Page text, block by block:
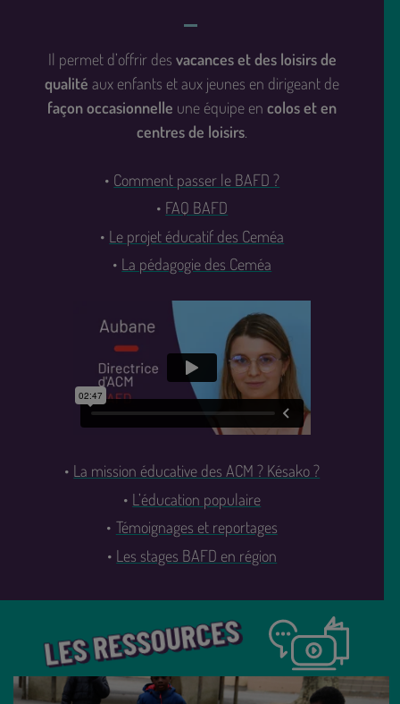
Il permet d’offrir des vacances et des loisirs de
qualité aux enfants et aux jeunes en dirigeant de
façon occasionnelle une équipe en colos et en
centres de loisirs.
Comment passer le BAFD ?
FAQ BAFD
Le projet éducatif des Ceméa
La pédagogie des Ceméa
La mission éducative des ACM ? Késako ?
L’éducation populaire
Témoignages et reportages
Les stages BAFD en région
LES RESSOURCES